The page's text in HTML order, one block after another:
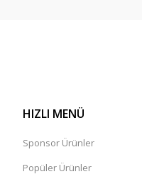
HIZLI MENÜ
Sponsor Ürünler
Popüler Ürünler